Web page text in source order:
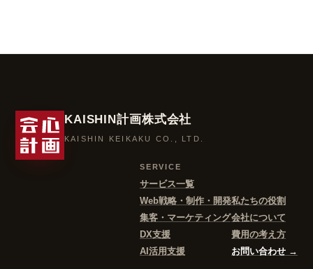
KAISHIN計画株式会社
KAISHIN KEIKAKU CO., LTD.
SERVICE
サービス一覧
Web戦略・制作・開発
集客・マーケティング
DX支援
AI活用支援
私たちの役割
会社について
費用の考え方
お問い合わせ →